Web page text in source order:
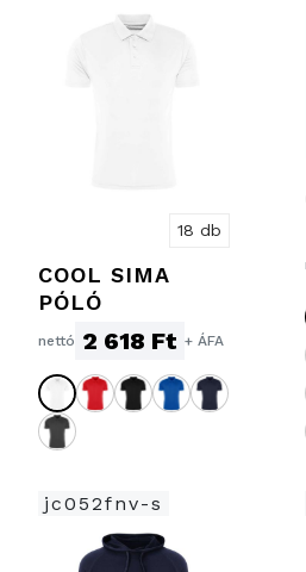
18 db
COOL SIMA
PÓLÓ
nettó 2 618 Ft + ÁFA
jc052fnv-s